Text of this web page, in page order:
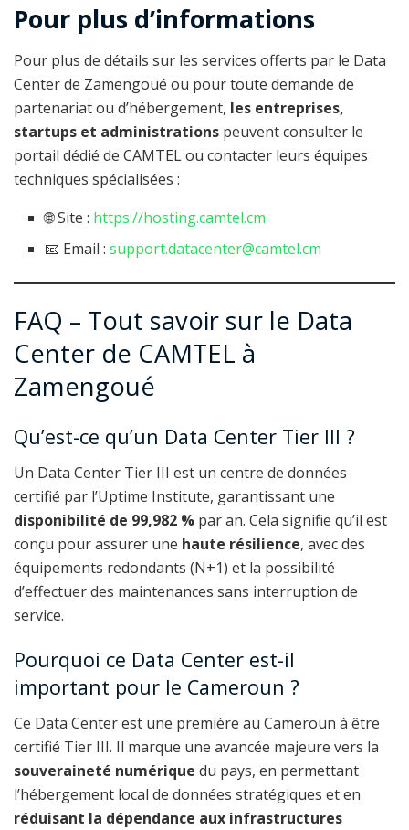
Pour plus d’informations
Pour plus de détails sur les services offerts par le Data
Center de Zamengoué ou pour toute demande de
partenariat ou d’hébergement, les entreprises,
startups et administrations peuvent consulter le
portail dédié de CAMTEL ou contacter leurs équipes
techniques spécialisées :
🌐 Site : https://hosting.camtel.cm
📧 Email :support.datacenter@camtel.cm
FAQ – Tout savoir sur le Data
Center de CAMTEL à
Zamengoué
Qu’est-ce qu’un Data Center Tier III ?
Un Data Center Tier III est un centre de données
certifié par l’Uptime Institute, garantissant une
disponibilité de 99,982 % par an. Cela signifie qu’il est
conçu pour assurer une haute résilience, avec des
équipements redondants (N+1) et la possibilité
d’effectuer des maintenances sans interruption de
service.
Pourquoi ce Data Center est-il
important pour le Cameroun ?
Ce Data Center est une première au Cameroun à être
certifié Tier III. Il marque une avancée majeure vers la
souveraineté numérique du pays, en permettant
l’hébergement local de données stratégiques et en
réduisant la dépendance aux infrastructures